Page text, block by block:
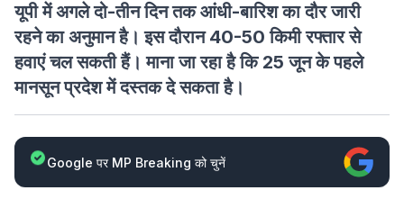
यूपी में अगले दो-तीन दिन तक आंधी-बारिश का दौर जारी
रहने का अनुमान है। इस दौरान 40-50 किमी रफ्तार से
हवाएं चल सकती हैं। माना जा रहा है कि 25 जून के पहले
मानसून प्रदेश में दस्तक दे सकता है।
Google पर MP Breaking को चुनें